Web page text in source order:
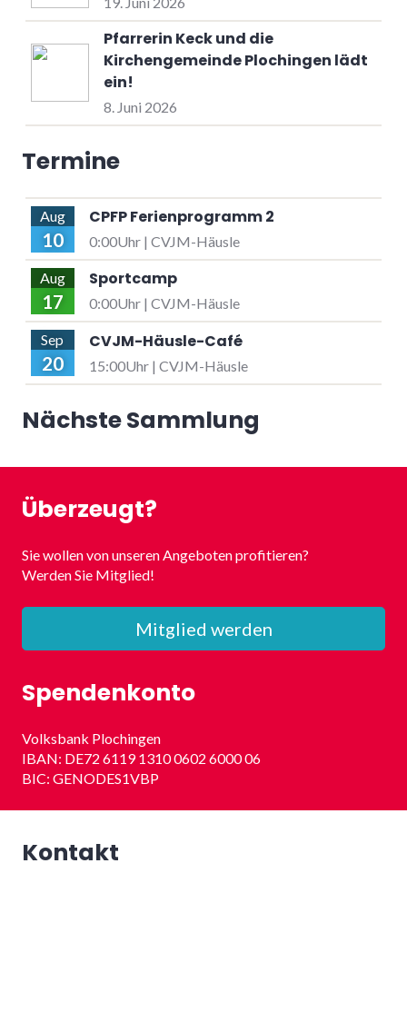
Pfarrerin Keck und die
Kirchengemeinde Plochingen lädt
ein!
8. Juni 2026
Termine
Aug
10
CPFP Ferienprogramm 2
0:00Uhr | CVJM-Häusle
Aug
17
Sportcamp
0:00Uhr | CVJM-Häusle
Sep
20
CVJM-Häusle-Café
15:00Uhr | CVJM-Häusle
Nächste Sammlung
Überzeugt?
Sie wollen von unseren Angeboten profitieren?
Werden Sie Mitglied!
Mitglied werden
Spendenkonto
Volksbank Plochingen
IBAN: DE72 6119 1310 0602 6000 06
BIC: GENODES1VBP
Kontakt